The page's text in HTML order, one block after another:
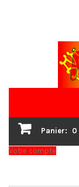
Panier: 0
Votre compte